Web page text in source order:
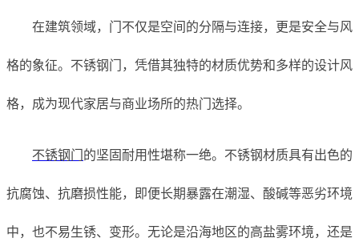
在建筑领域，门不仅是空间的分隔与连接，更是安全与风
格的象征。不锈钢门，凭借其独特的材质优势和多样的设计风
格，成为现代家居与商业场所的热门选择。
不锈钢门 的坚固耐用性堪称一绝。不锈钢材质具有出色的
抗腐蚀、抗磨损性能，即便长期暴露在潮湿、酸碱等恶劣环境
中，也不易生锈、变形。无论是沿海地区的高盐雾环境，还是